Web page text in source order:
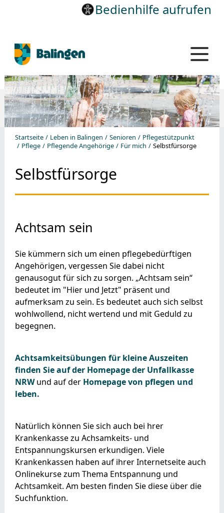
Bedienhilfe aufrufen
Startseite Leben in Balingen Senioren
Pflegestützpunkt
Pflege
Pflegende Angehörige Für mich Selbstfürsorge
Selbstfürsorge
Achtsam sein
Sie kümmern sich um einen pflegebedürftigen
Angehörigen, vergessen Sie dabei nicht
genausogut für sich zu sorgen. „Achtsam sein“
bedeutet im "Hier und Jetzt" präsent und
aufmerksam zu sein. Es bedeutet auch sich selbst
wohlwollend, nicht wertend und mit Geduld zu
begegnen.
Achtsamkeitsübungen für kleine Auszeiten
finden Sie auf der Homepage der Unfallkasse
NRWund auf der Homepage von pflegen und
leben.
Natürlich können Sie sich auch bei hrer
Krankenkasse zu Achsamkeits- und
Entspannungskursen erkundigen. Viele
Krankenkassen haben auf ihrer Internetseite auch
Onlinekurse zum Thema Entspannung und
Achtsamkeit. Am besten finden Sie diese über die
Suchfunktion.